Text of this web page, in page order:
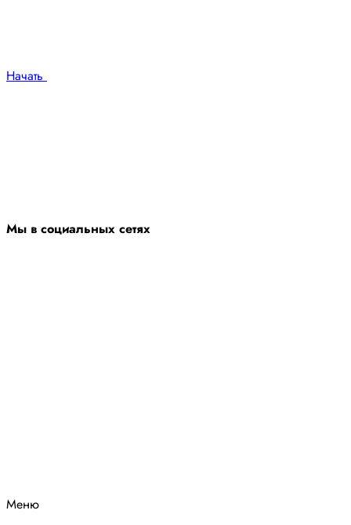
Начать
Мы в социальных сетях
Меню